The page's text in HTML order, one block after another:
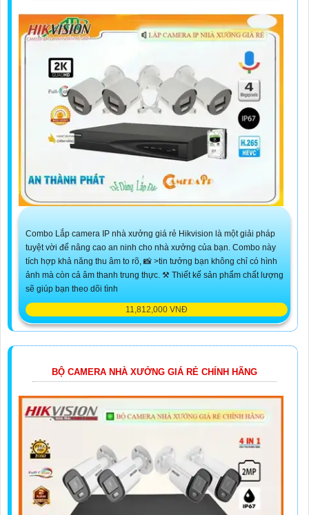
Combo Lắp camera IP nhà xưởng giá rẻ Hikvision là một giải pháp
tuyệt vời để nâng cao an ninh cho nhà xưởng của bạn. Combo này
tích hợp khả năng thu âm to rõ, 📸 >tin tưởng bạn không chỉ có hình
ảnh mà còn cả âm thanh trung thực. ⚒ Thiết kế sản phẩm chất lượng
sẽ giúp bạn theo dõi tình
11,812,000 VNĐ
BỘ CAMERA NHÀ XƯỞNG GIÁ RẺ CHÍNH HÃNG